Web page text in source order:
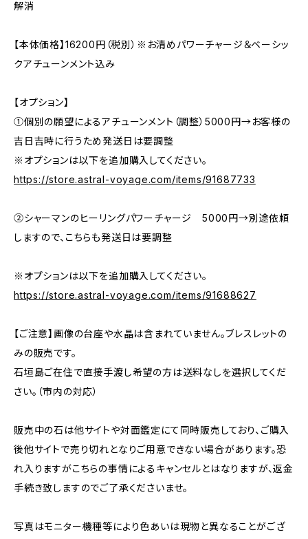
解消
【本体価格】16200円（税別）※お清めパワーチャージ＆ベーシッ
クアチューンメント込み
【オプション】
①個別の願望によるアチューンメント（調整）5000円→お客様の
吉日吉時に行うため発送日は要調整
※オプションは以下を追加購入してください。
https://store.astral-voyage.com/items/91687733
②シャーマンのヒーリングパワーチャージ 5000円→別途依頼
しますので、こちらも発送日は要調整
※オプションは以下を追加購入してください。
https://store.astral-voyage.com/items/91688627
【ご注意】画像の台座や水晶は含まれていません。ブレスレットの
みの販売です。
石垣島ご在住で直接手渡し希望の方は送料なしを選択してくだ
さい。（市内の対応）
販売中の石は他サイトや対面鑑定にて同時販売しており、ご購入
後他サイトで売り切れとなりご用意できない場合があります。恐
れ入りますがこちらの事情によるキャンセルとはなりますが、返金
手続き致しますのでご了承くださいませ。
写真はモニター機種等により色あいは現物と異なることがござ